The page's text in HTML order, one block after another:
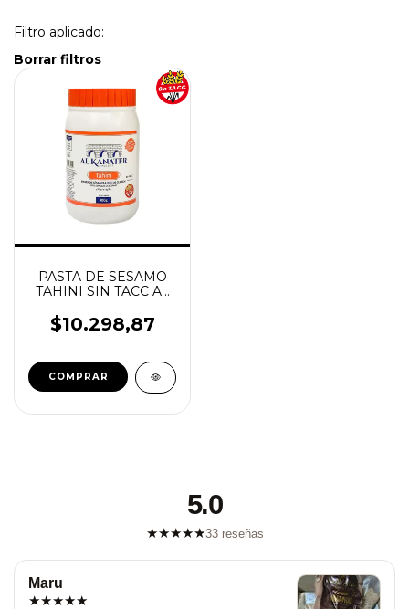
Filtro aplicado:
Borrar filtros
PASTA DE SESAMO
TAHINI SIN TACC AL
$10.298,87
5.0
★★★★★33 reseñas
Maru
★★★★★